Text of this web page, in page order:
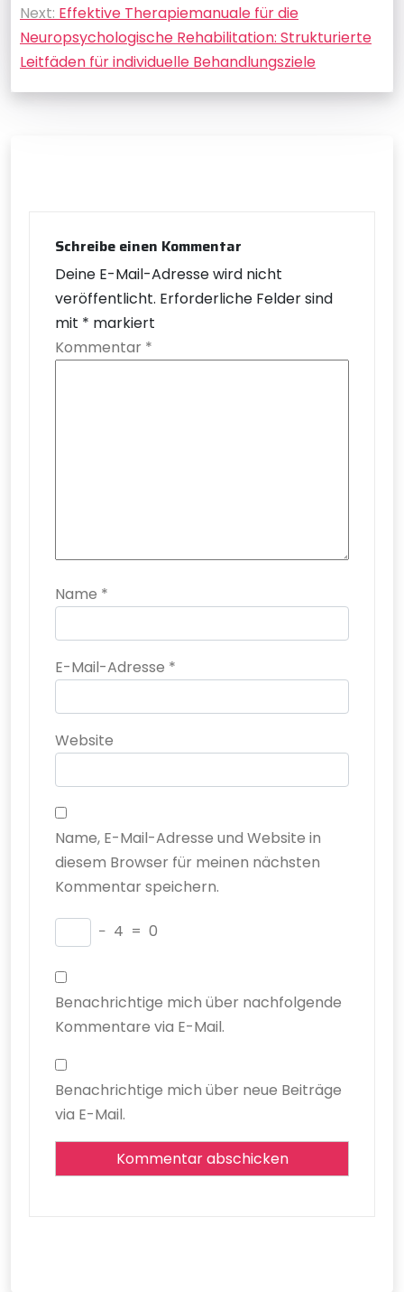
Next: Effektive Therapiemanuale für die
Neuropsychologische Rehabilitation: Strukturierte
Leitfäden für individuelle Behandlungsziele
Schreibe einen Kommentar
Deine E-Mail-Adresse wird nicht
veröffentlicht. Erforderliche Felder sind
mit * markiert
Kommentar *
Name *
E-Mail-Adresse *
Website
Name, E-Mail-Adresse und Website in
diesem Browser für meinen nächsten
Kommentar speichern.
− 4 = 0
Benachrichtige mich über nachfolgende
Kommentare via E-Mail.
Benachrichtige mich über neue Beiträge
via E-Mail.